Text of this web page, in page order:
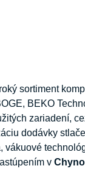
sortiment
BEKO
zariadení,
dodávky
v